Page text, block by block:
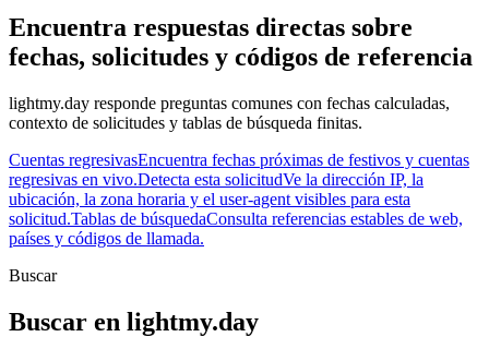
Encuentra respuestas directas sobre
fechas, solicitudes y códigos de referencia
lightmy.day responde preguntas comunes con fechas calculadas,
contexto de solicitudes y tablas de búsqueda finitas.
Cuentas regresivasEncuentra fechas próximas de festivos y cuentas
regresivas en vivo.Detecta esta solicitudVe la dirección IP, la
ubicación, la zona horaria y el user-agent visibles para esta
solicitud.Tablas de búsquedaConsulta referencias estables de web,
países y códigos de llamada.
Buscar
Buscar en lightmy.day